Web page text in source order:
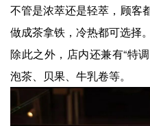
不管是浓萃还是轻萃，顾客
做成茶拿铁，冷热都可选择。
除此之外，店内还兼有“特
泡茶、贝果、牛乳卷等。